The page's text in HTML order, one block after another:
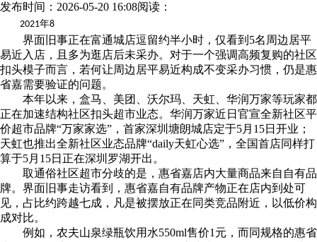
发布时间：2026-05-20 16:08阅读：
2021年8
界面旧事正在富通城店逗留约半小时，仅看到5名周边居平
易近入店，且多为逛店后未采办。对于一个强调高频复购的社区
扣头模子而言，若何让周边居平易近构成不变采办习惯，仍是惠
省嘉需要验证的问题。
本年以来，盒马、美团、沃尔玛、天虹、华润万家等玩家都
正在加速结构社区扣头超市业态。华润万家近日官宣全新社区平
价超市品牌“万家家选”，首家深圳塘朗城店定于5月15日开业；
天虹也推出全新社区业态品牌“daily天虹心选”，全国首店同样打
算于5月15日正在深圳罗湖开出。
取通俗社区超市分歧的是，惠省嘉店内大量商品来自自有品
牌。界面旧事走访看到，惠省嘉自有品牌产物正在店内到处可
见，占比约跨越七成，凡是被摆放正在同类竞品附近，以低价构
成对比。
例如，农夫山泉绿瓶饮用水550ml售价1元，而同规格的惠省